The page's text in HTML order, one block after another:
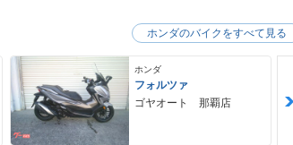
ホンダ
フォルツァ
ゴヤオート 那覇店
ホンダのバイクをすべて見る